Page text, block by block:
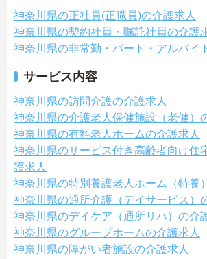
神奈川県の正社員(正職員)の介護求人
神奈川県の契約社員・嘱託社員の介護
神奈川県の非常勤・パート・アルバイ
サービス内容
神奈川県の訪問介護の介護求人
神奈川県の介護老人保健施設（老健）
神奈川県の有料老人ホームの介護求人
神奈川県のサービス付き高齢者向け住
護求人
神奈川県の特別養護老人ホーム（特養
神奈川県の通所介護（デイサービス）
神奈川県のデイケア（通所リハ）の介
神奈川県のグループホームの介護求人
神奈川県の障がい者施設の介護求人